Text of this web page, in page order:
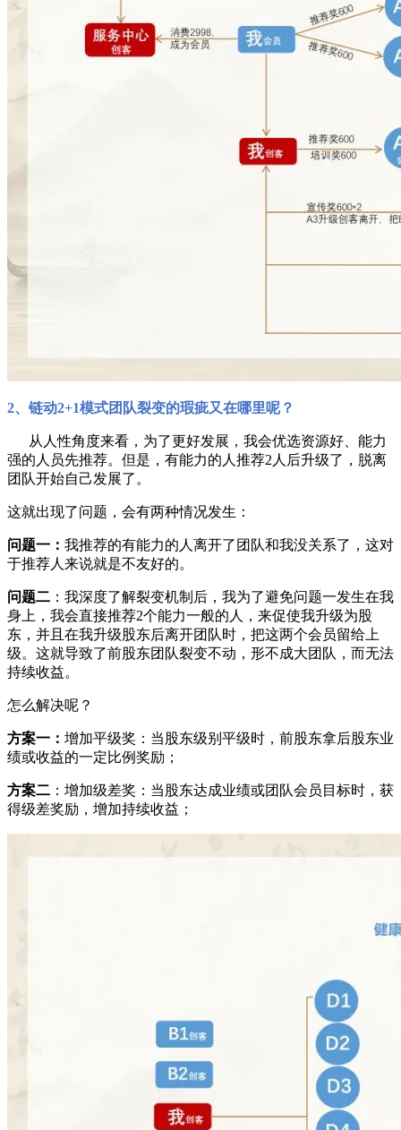
2、 链动2+1模式团队裂变的瑕疵又在哪里呢？
从人性角度来看，为了更好发展，我会优选资源好、能力
强的人员先推荐。但是，有能力的人推荐2人后升级了，脱离
团队开始自己发展了。
这就出现了问题，会有两种情况发生：
问题一： 我推荐的有能力的人离开了团队和我没关系了，这对
于推荐人来说就是不友好的。
问题二 ：我深度了解裂变机制后，我为了避免问题一发生在我
身上，我会直接推荐2个能力一般的人，来促使我升级为股
东，并且在我升级股东后离开团队时，把这两个会员留给上
级。这就导致了前股东团队裂变不动，形不成大团队，而无法
持续收益。
怎么解决呢？
方案一： 增加平级奖：当股东级别平级时，前股东拿后股东业
绩或收益的一定比例奖励；
方案二 ：增加级差奖：当股东达成业绩或团队会员目标时，获
得级差奖励，增加持续收益；